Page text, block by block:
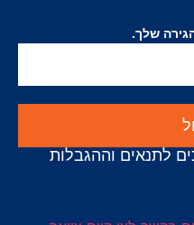
שלך.
לתנאים וההגבלות